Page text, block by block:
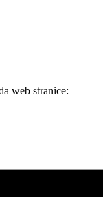
web stranice: